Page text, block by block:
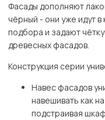
Фасады дополняют
чёрный - они уже идут
подбора и задают
древесных фасадов.
Конструкция серии
Навес фасадов
навешивать как
подстраивая